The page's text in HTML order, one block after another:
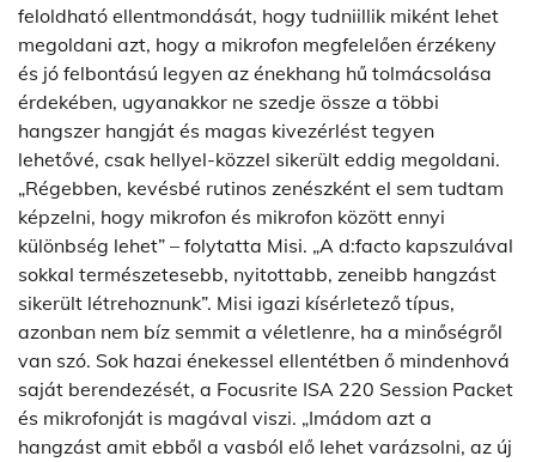
feloldható ellentmondását, hogy tudniillik miként lehet
megoldani azt, hogy a mikrofon megfelelően érzékeny
és jó felbontású legyen az énekhang hű tolmácsolása
érdekében, ugyanakkor ne szedje össze a többi
hangszer hangját és magas kivezérlést tegyen
lehetővé, csak hellyel-közzel sikerült eddig megoldani.
„Régebben, kevésbé rutinos zenészként el sem tudtam
képzelni, hogy mikrofon és mikrofon között ennyi
különbség lehet” – folytatta Misi. „A d:facto kapszulával
sokkal természetesebb, nyitottabb, zeneibb hangzást
sikerült létrehoznunk”. Misi igazi kísérletező típus,
azonban nem bíz semmit a véletlenre, ha a minőségről
van szó. Sok hazai énekessel ellentétben ő mindenhová
saját berendezését, a Focusrite ISA 220 Session Packet
és mikrofonját is magával viszi. „Imádom azt a
hangzást amit ebből a vasból elő lehet varázsolni, az új